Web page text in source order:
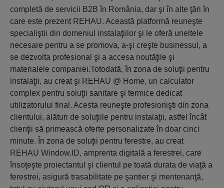
completă de servicii B2B în România, dar şi în alte ţări în
care este prezent REHAU. Această platformă reuneşte
specialiştii din domeniul instalaţiilor şi le oferă uneltele
necesare pentru a se promova, a-şi creşte businessul, a
se dezvolta profesional şi a accesa noutăţile şi
materialele companiei.Totodată, în zona de soluţii pentru
instalaţii, au creat şi REHAU @ Home, un calculator
complex pentru soluţii sanitare şi termice dedicat
utilizatorului final. Acesta reuneşte profesionişti din zona
clientului, alături de soluţiile pentru instalaţii, astfel încât
clienţii să primească oferte personalizate în doar cinci
minute. În zona de soluţii pentru ferestre, au creat
REHAU Window.ID, amprenta digitală a ferestrei, care
însoţeşte proiectantul şi clientul pe toată durata de viaţă a
ferestrei, asigură trasabilitate pe şantier şi mentenanţă,